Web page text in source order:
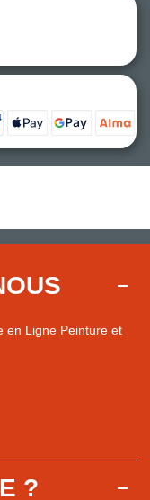
en Ligne Peinture et
?